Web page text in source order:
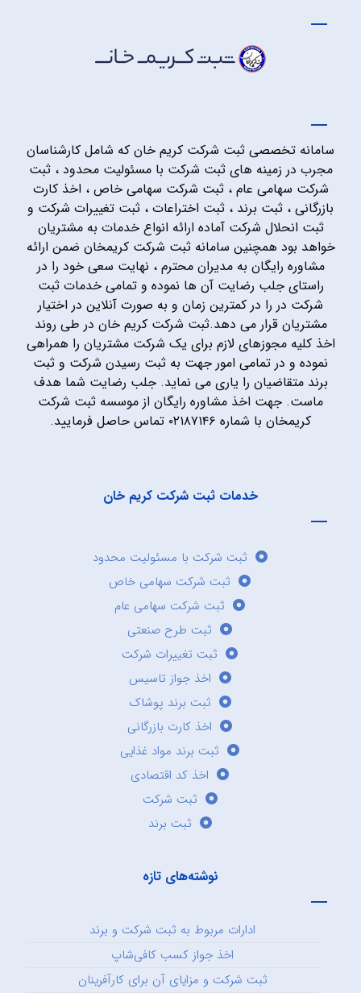
سامانه تخصصی ثبت شرکت کریم خان که شامل کارشناسان
مجرب در زمینه های ثبت شرکت با مسئولیت محدود ، ثبت
شرکت سهامی عام ، ثبت شرکت سهامی خاص ، اخذ کارت
بازرگانی ، ثبت برند ، ثبت اختراعات ، ثبت تغییرات شرکت و
ثبت انحلال شرکت آماده ارائه انواع خدمات به مشتریان
خواهد بود همچنین سامانه ثبت شرکت کریمخان ضمن ارائه
مشاوره رایگان به مدیران محترم ، نهایت سعی خود را در
راستای جلب رضایت آن ها نموده و تمامی خدمات ثبت
شرکت در را در کمترین زمان و به صورت آنلاین در اختیار
مشتریان قرار می دهد.ثبت شرکت کریم خان در طی روند
اخذ کلیه مجوزهای لازم برای یک شرکت مشتریان را همراهی
نموده و در تمامی امور جهت به ثبت رسیدن شرکت و ثبت
برند متقاضیان را یاری می نماید. جلب رضایت شما هدف
ماست. جهت اخذ مشاوره رایگان از موسسه ثبت شرکت
کریمخان با شماره ۰۲۱۸۷۱۴۶ تماس حاصل فرمایید.
خدمات ثبت شرکت کریم خان
ثبت شرکت با مسئولیت محدود
ثبت شرکت سهامی خاص
ثبت شرکت سهامی عام
ثبت طرح صنعتی
ثبت تغییرات شرکت
اخذ جواز تاسیس
ثبت برند پوشاک
اخذ کارت بازرگانی
ثبت برند مواد غذایی
اخذ کد اقتصادی
ثبت شرکت
ثبت برند
نوشته‌های تازه
ادارات مربوط به ثبت شرکت و برند
اخذ جواز کسب کافی‌شاپ
ثبت شرکت و مزایای آن برای کارآفرینان